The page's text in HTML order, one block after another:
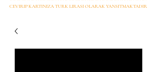
CEVIRIP KARTINIZA TURK LIRASI OLARAK YANSITMAKTADIR